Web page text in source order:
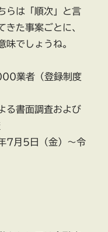
らは「順次」と言
きた事案ごとに、
味でしょうね。
者（登録制度
面調査および
5日（金）～令